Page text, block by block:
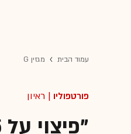
עמוד הבית מגזין G
פורטפוליו | ראיון